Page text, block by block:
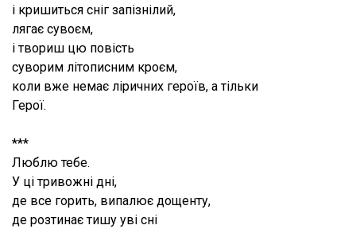
і кришиться сніг запізнілий,
лягає сувоєм,
і твориш цю повість
суворим літописним кроєм,
коли вже немає ліричних героїв, а тільки
Герої.
***
Люблю тебе.
У ці тривожні дні,
де все горить, випалює дощенту,
де розтинає тишу уві сні